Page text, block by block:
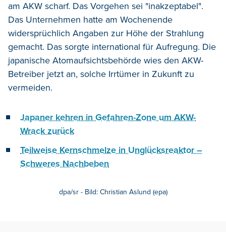
am AKW scharf. Das Vorgehen sei "inakzeptabel".
Das Unternehmen hatte am Wochenende
widersprüchlich Angaben zur Höhe der Strahlung
gemacht. Das sorgte international für Aufregung. Die
japanische Atomaufsichtsbehörde wies den AKW-
Betreiber jetzt an, solche Irrtümer in Zukunft zu
vermeiden.
Japaner kehren in Gefahren-Zone um AKW-
Wrack zurück
Teilweise Kernschmelze in Unglücksreaktor –
Schweres Nachbeben
dpa/sr - Bild: Christian Aslund (epa)